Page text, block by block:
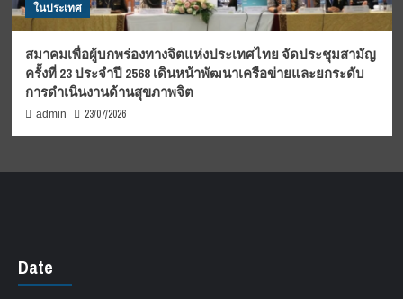
ในประเทศ
สมาคมเพื่อผู้บกพร่องทางจิตแห่งประเทศไทย จัดประชุมสามัญ
ครั้งที่ 23 ประจำปี 2568 เดินหน้าพัฒนาเครือข่ายและยกระดับ
การดำเนินงานด้านสุขภาพจิต
admin 23/07/2026
Date